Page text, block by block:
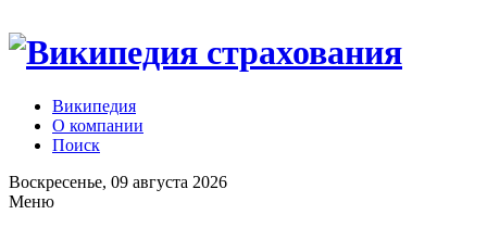
Википедия
О компании
Поиск
Воскресенье, 09 августа 2026
Меню